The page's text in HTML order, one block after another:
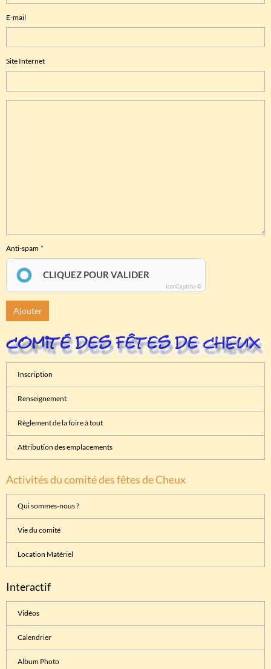
E-mail
Site Internet
Anti-spam
CLIQUEZ POUR VALIDER
IconCaptcha ©
Ajouter
Inscription
Renseignement
Règlement de la foire à tout
Attribution des emplacements
Activités du comité des fêtes de Cheux
Qui sommes-nous ?
Vie du comité
Location Matériel
Interactif
Vidéos
Calendrier
Album Photo